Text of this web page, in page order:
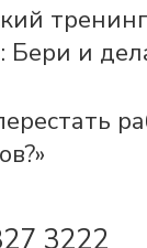
3222
Бери и